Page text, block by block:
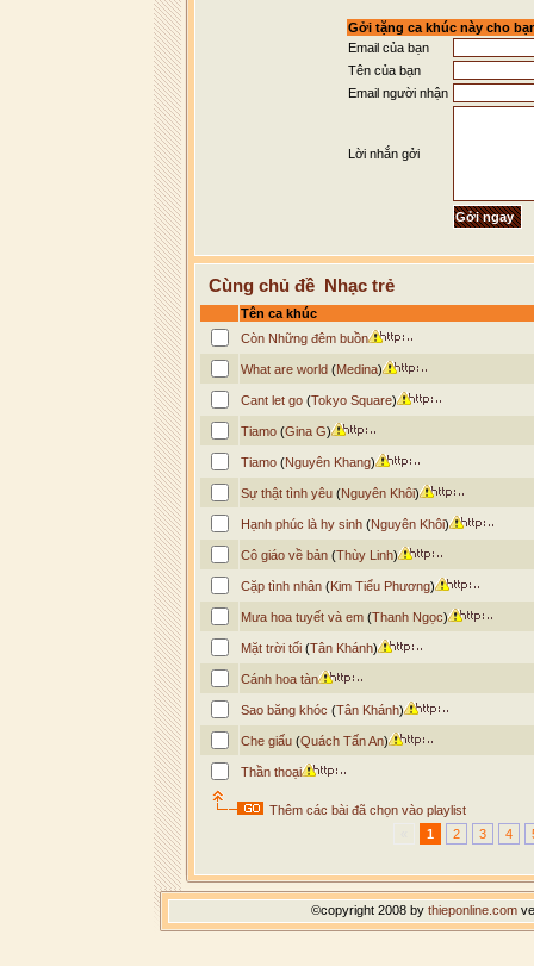
Gởi tặng ca khúc này cho
Email của bạn
Tên của bạn
Email người nhận
Lời nhắn gởi
Cùng chủ đề Nhạc trẻ
Tên ca khúc
Còn Những đêm buồn
What are world(Medina)
Cant let go(Tokyo Square)
Tiamo(Gina G)
Tiamo(Nguyên Khang)
Sự thật tình yêu(Nguyên Khôi)
Hạnh phúc là hy sinh(Nguyên Khôi)
Cô giáo về bản(Thùy Linh)
Cặp tình nhân(Kim Tiểu Phương)
Mưa hoa tuyết và em(Thanh Ngọc)
Mặt trời tối(Tân Khánh)
Cánh hoa tàn
Sao băng khóc (Tân Khánh)
Che giấu(Quách Tấn An)
Thần thoại
Thêm các bài đã chọn vào playlist
1 2 3 4
©copyright 2008 by thieponline.com